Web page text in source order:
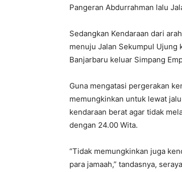
Pangeran Abdurrahman lalu
Sedangkan Kendaraan dari
menuju Jalan Sekumpul Ujung
Banjarbaru keluar Simpang
Guna mengatasi pergerakan
memungkinkan untuk lewat
kendaraan berat agar tidak
dengan 24.00 Wita.
“Tidak memungkinkan juga
para jamaah,” tandasnya,